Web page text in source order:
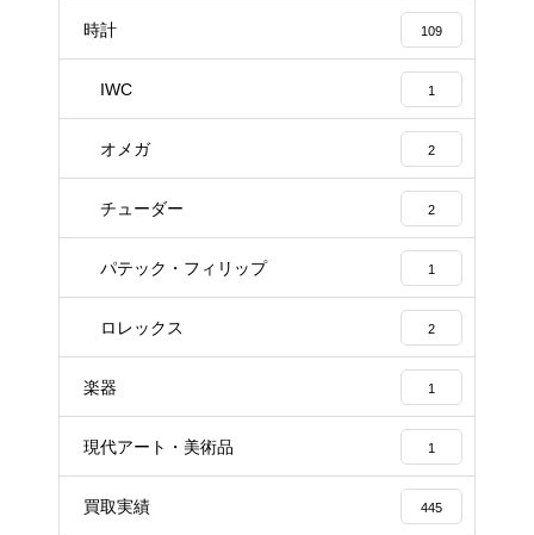
時計 109
IWC 1
オメガ 2
チューダー 2
パテック・フィリップ 1
ロレックス 2
楽器 1
現代アート・美術品 1
買取実績 445